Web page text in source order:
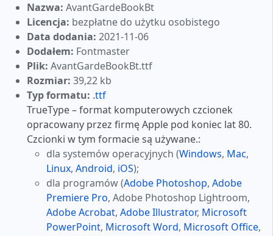
Nazwa: AvantGardeBookBt
Licencja: bezpłatne do użytku osobistego
Data dodania: 2021-11-06
Dodałem: Fontmaster
Plik: AvantGardeBookBt.ttf
Rozmiar: 39,22 kb
Typ formatu: .ttf
TrueType – format komputerowych czcionek
opracowany przez firmę Apple pod koniec lat 80.
Czcionki w tym formacie są używane.:
dla systemów operacyjnych (Windows, Mac,
Linux, Android, iOS);
dla programów (Adobe Photoshop, Adobe
Premiere Pro, Adobe Photoshop Lightroom,
Adobe Acrobat, Adobe Illustrator, Microsoft
PowerPoint, Microsoft Word, Microsoft Office,